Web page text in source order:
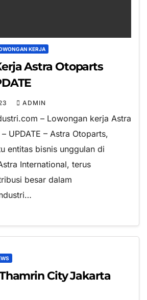
KERJA
Astra Otoparts
ADMIN
– Lowongan kerja Astra
UPDATE – Astra Otoparts,
entitas bisnis unggulan di
International, terus
besar dalam
City Jakarta